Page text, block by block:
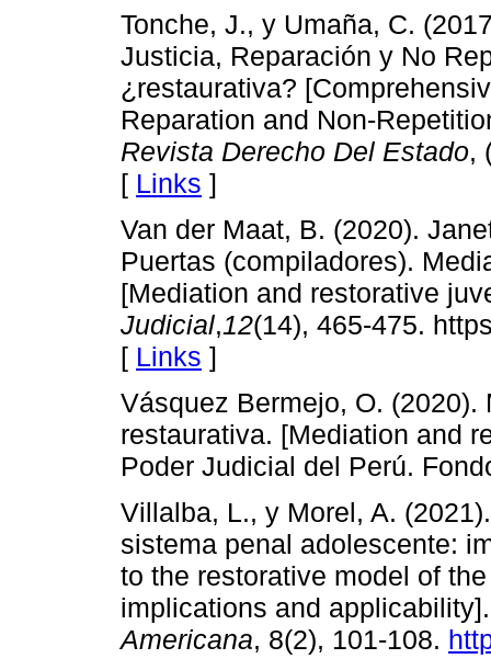
Tonche, J., y Umaña, C.
Justicia, Reparación y No
¿restaurativa?
Reparation and Non-
Revista Derecho Del Estado,
[ Links ]
Van der Maat, B. (2020).
Puertas (compiladores).
[Mediation and restorative
Judicial,12(14), 465-475.
[ Links ]
Vásquez Bermejo, O.
restaurativa. [Mediation and
Poder Judicial del Perú.
Villalba, L., y Morel, A.
sistema penal adolescente:
to the restorative model of
implications and
Americana, 8(2), 101-108.